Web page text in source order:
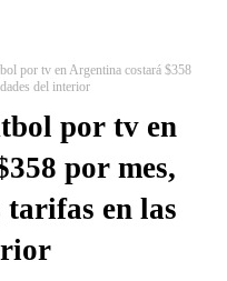
por tv en Argentina costará $358
del interior
por tv en
por mes,
tarifas en las